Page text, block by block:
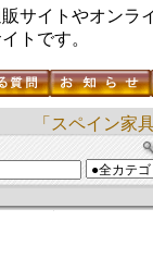
サイトやオンラ
トです。
「スペイン家